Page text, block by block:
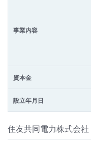
事業内容
資本金
設立年月日
住友共同電力株式会社